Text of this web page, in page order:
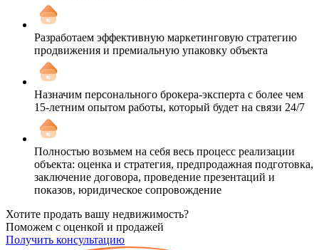
Разработаем эффективную маркетинговую стратегию
продвижения и премиальную упаковку объекта
Назначим персонального брокера-эксперта с более чем
15-летним опытом работы, который будет на связи 24/7
Полностью возьмем на себя весь процесс реализации
объекта: оценка и стратегия, предпродажная подготовка,
заключение договора, проведение презентаций и
показов, юридическое сопровождение
Хотите продать вашу недвижимость?
Поможем с оценкой и продажей
Получить консультацию